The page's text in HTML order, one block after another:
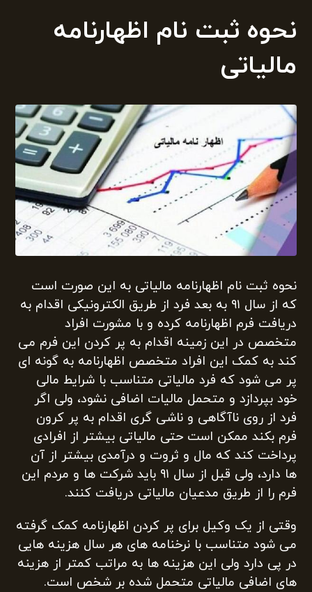
نحوه ثبت نام اظهارنامه
مالیاتی
نحوه ثبت نام اظهارنامه مالیاتی به این صورت است
که از سال ۹۱ به بعد فرد از طریق الکترونیکی اقدام به
دریافت فرم اظهارنامه کرده و با مشورت افراد
متخصص در این زمینه اقدام به پر کردن این فرم می
کند به کمک این افراد متخصص اظهارنامه به گونه ای
پر می شود که فرد مالیاتی متناسب با شرایط مالی
خود بپردازد و متحمل مالیات اضافی نشود، ولی اگر
فرد از روی ناآگاهی و ناشی گری اقدام به پر کرون
فرم بکند ممکن است حتی مالیاتی بیشتر از افرادی
پرداخت کند که مال و ثروت و درآمدی بیشتر از آن
ها دارد، ولی قبل از سال ۹۱ باید شرکت ها و مردم این
فرم را از طریق مدعیان مالیاتی دریافت کنند.
وقتی از یک وکیل برای پر کردن اظهارنامه کمک گرفته
می شود متناسب با نرخنامه های هر سال هزینه هایی
در پی دارد ولی این هزینه ها به مراتب کمتر از هزینه
های اضافی مالیاتی متحمل شده بر شخص است.